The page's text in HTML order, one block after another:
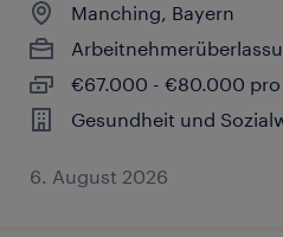
Manching, Bayern
€67.000 - €80.000 pro
Gesundheit und
6. August 2026